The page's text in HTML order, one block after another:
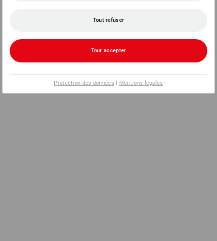
Tout refuser
Tout accepter
Protection des données | Mentions legales